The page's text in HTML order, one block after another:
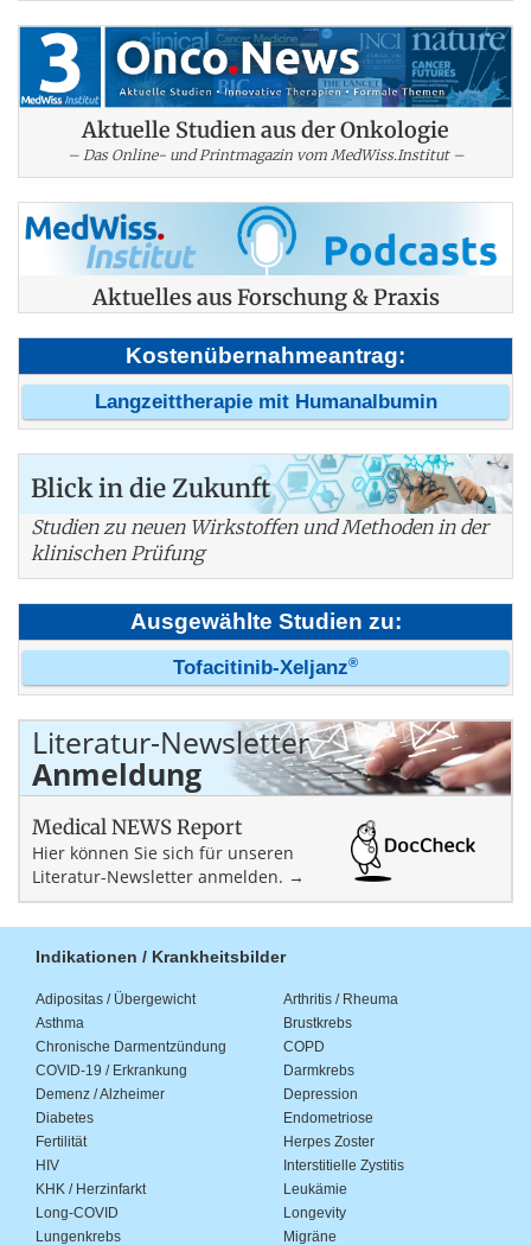
Aktuelle Studien aus der Onkologie
– Das Online- und Printmagazin vom MedWiss.Institut –
Aktuelles aus Forschung & Praxis
Kostenübernahmeantrag:
Langzeittherapie mit Humanalbumin
Blick in die Zukunft
Studien zu neuen Wirkstoffen und Methoden in der
klinischen Prüfung
Ausgewählte Studien zu:
Tofacitinib-Xeljanz®
Literatur-Newsletter
Anmeldung
Medical NEWS Report
Hier können Sie sich für unseren
Literatur-Newsletter anmelden. →
Indikationen / Krankheitsbilder
Adipositas / Übergewicht
Arthritis / Rheuma
Asthma
Brustkrebs
Chronische Darmentzündung
COPD
COVID-19 / Erkrankung
Darmkrebs
Demenz / Alzheimer
Depression
Diabetes
Endometriose
Fertilität
Herpes Zoster
HIV
Interstitielle Zystitis
KHK / Herzinfarkt
Leukämie
Long-COVID
Longevity
Lungenkrebs
Migräne